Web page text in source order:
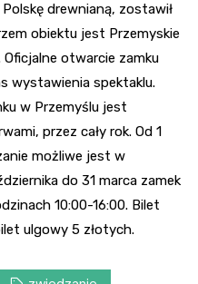
drewnianą, zostawił
obiektu jest Przemyskie
Oficjalne otwarcie zamku
wystawienia spektaklu.
w Przemyślu jest
przez cały rok. Od 1
możliwe jest w
do 31 marca zamek
10:00-16:00. Bilet
ulgowy 5 złotych.